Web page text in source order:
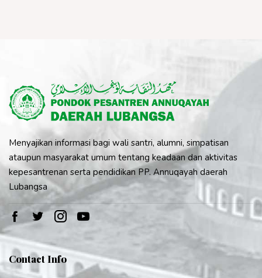
Menyajikan informasi bagi wali santri, alumni, simpatisan
ataupun masyarakat umum tentang keadaan dan aktivitas
kepesantrenan serta pendidikan PP. Annuqayah daerah
Lubangsa
Contact Info